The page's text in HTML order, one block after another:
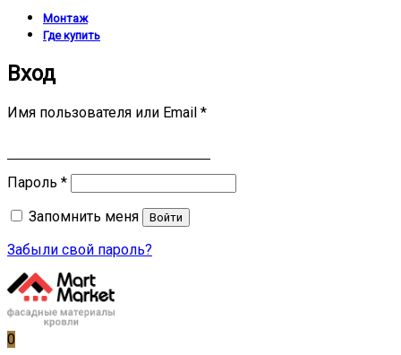
Монтаж
Где купить
Вход
Имя пользователя или Email *
Пароль *
Запомнить меня
Войти
Забыли свой пароль?
0